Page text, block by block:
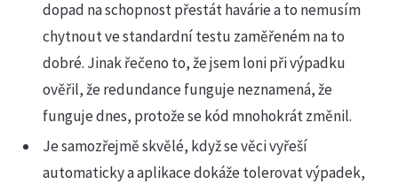
dopad na schopnost přestát havárie a to nemusím
chytnout ve standardní testu zaměřeném na to
dobré. Jinak řečeno to, že jsem loni při výpadku
ověřil, že redundance funguje neznamená, že
funguje dnes, protože se kód mnohokrát změnil.
Je samozřejmě skvělé, když se věci vyřeší
automaticky a aplikace dokáže tolerovat výpadek,